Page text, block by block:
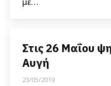
Στις 26 Μαΐου
Αυγή
23/05/2019